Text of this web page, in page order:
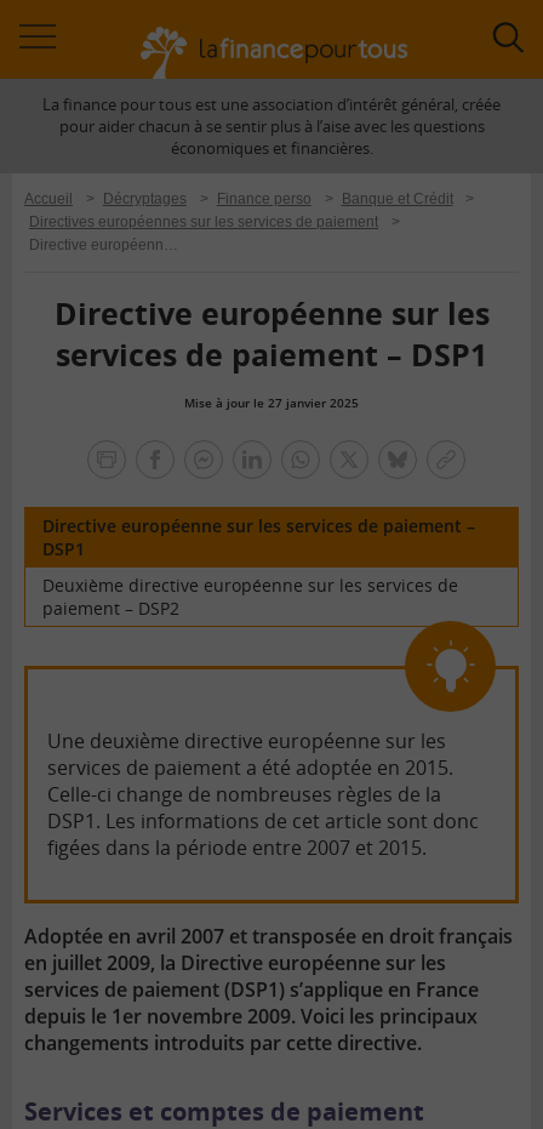
àLa finance pour tous est une association d’intérêt général, créée
pour aider chacun à se sentir plus à l’aise avec les questions
économiques et financières.
Accueil > Décryptages > Finance perso > Banque et Crédit
>
Directives européennes sur les services de paiement
>
Directive européenne sur les services de paiement – DSP1
Directive européenne sur les
services de paiement – DSP1
Mise à jour le 27 janvier 2025
tous
lien
Directive européenne sur les services de paiement –
DSP1
Deuxième directive européenne sur les services de
paiement – DSP2
Une deuxième directive européenne sur les
services de paiement a été adoptée en 2015.
Celle-ci change de nombreuses règles de la
DSP1. Les informations de cet article sont donc
figées dans la période entre 2007 et 2015.
Adoptée en avril 2007 et transposée en droit français
en juillet 2009, la Directive européenne sur les
services de paiement (DSP1) s’applique en France
depuis le 1er novembre 2009. Voici les principaux
changements introduits par cette directive.
Services et comptes de paiement